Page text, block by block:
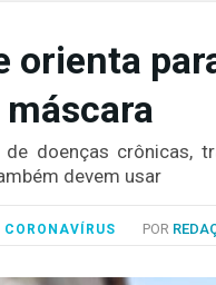
orienta
de doenças crônicas,
devem usar
CORONAVÍRUS POR